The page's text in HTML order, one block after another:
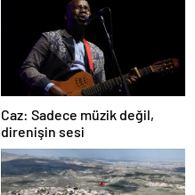
Caz: Sadece müzik değil,
direnişin sesi